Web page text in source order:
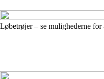
Løbetrøjer – se mulighederne for